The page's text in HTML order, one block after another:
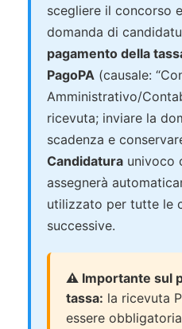
scegliere il concorso
domanda di
pagamento della
PagoPA (causale:
Amministrativo/
ricevuta; inviare la
scadenza e
Candidatura univoco
assegnerà
utilizzato per tutte le
successive.
⚠️ Importante sul
tassa: la ricevuta
essere